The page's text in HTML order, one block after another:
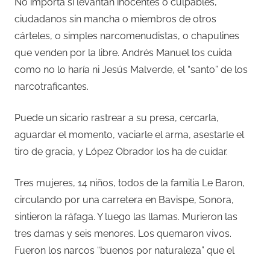
No importa si levantan inocentes o culpables,
ciudadanos sin mancha o miembros de otros
cárteles, o simples narcomenudistas, o chapulines
que venden por la libre. Andrés Manuel los cuida
como no lo haría ni Jesús Malverde, el “santo” de los
narcotraficantes.
Puede un sicario rastrear a su presa, cercarla,
aguardar el momento, vaciarle el arma, asestarle el
tiro de gracia, y López Obrador los ha de cuidar.
Tres mujeres, 14 niños, todos de la familia Le Baron,
circulando por una carretera en Bavispe, Sonora,
sintieron la ráfaga. Y luego las llamas. Murieron las
tres damas y seis menores. Los quemaron vivos.
Fueron los narcos “buenos por naturaleza” que el